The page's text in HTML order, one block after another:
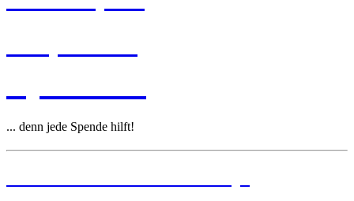
... denn jede Spende hilft!